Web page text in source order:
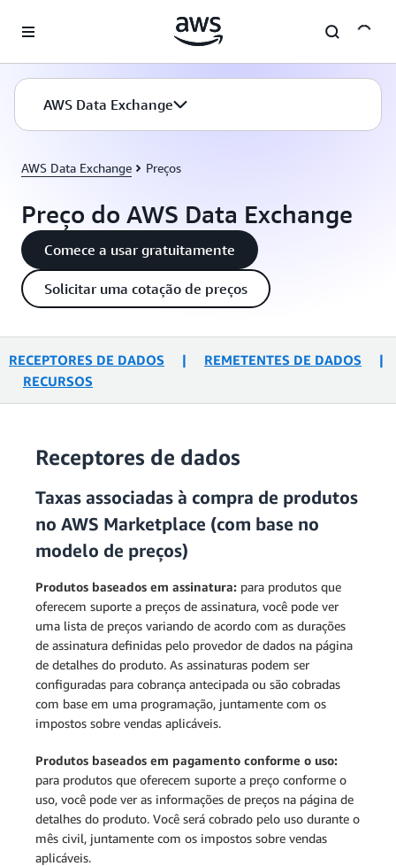
Pular para o conteúdo principal
AWS Data Exchange
AWS Data Exchange Preços
Preço do AWS Data Exchange
Comece a usar gratuitamente
Solicitar uma cotação de preços
RECEPTORES DE DADOS | REMETENTES DE DADOS |
RECURSOS
Receptores de dados
Taxas associadas à compra de produtos
no AWS Marketplace (com base no
modelo de preços)
Produtos baseados em assinatura: para produtos que
oferecem suporte a preços de assinatura, você pode ver
uma lista de preços variando de acordo com as durações
de assinatura definidas pelo provedor de dados na página
de detalhes do produto. As assinaturas podem ser
configuradas para cobrança antecipada ou são cobradas
com base em uma programação, juntamente com os
impostos sobre vendas aplicáveis.
Produtos baseados em pagamento conforme o uso:
para produtos que oferecem suporte a preço conforme o
uso, você pode ver as informações de preços na página de
detalhes do produto. Você será cobrado pelo uso durante o
mês civil, juntamente com os impostos sobre vendas
aplicáveis.